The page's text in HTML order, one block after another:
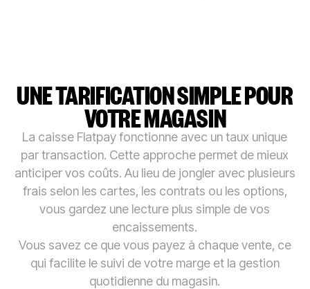
UNE TARIFICATION SIMPLE POUR
VOTRE MAGASIN
La caisse Flatpay fonctionne avec un taux unique
par transaction. Cette approche permet de mieux
anticiper vos coûts. Au lieu de jongler avec plusieurs
frais selon les cartes, les contrats ou les options,
vous gardez une lecture plus simple de vos
encaissements.
Vous savez ce que vous payez à chaque vente, ce
qui facilite le suivi de votre marge et la gestion
quotidienne du magasin.